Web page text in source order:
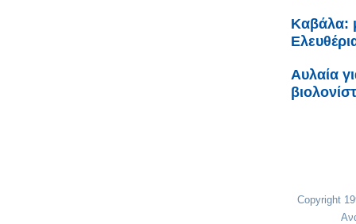
Καβάλα:
Αυλαία
Copyright